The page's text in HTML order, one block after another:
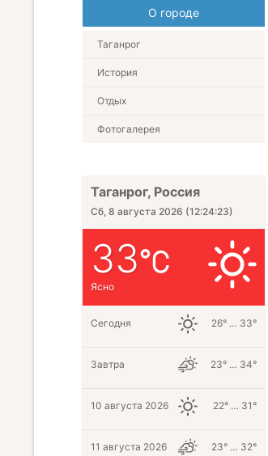
О городе
Таганрог
История
Отдых
Фотогалерея
Таганрог, Россия
Сб, 8 августа 2026 (12:24:24)
33
Ясно
Сегодня 26° … 33°
Завтра 23° … 34°
10 августа 2026 22° … 31°
11 августа 2026 23° … 32°